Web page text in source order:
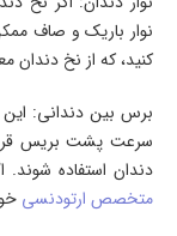
نوار باریک و صاف
کنید، که از نخ دندان
برس بین دندانی: این
سرعت پشت بریس قرار
دندان استفاده
متخصص ارتودنسی